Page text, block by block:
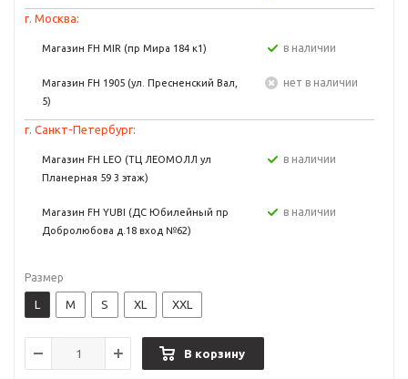
г. Москва:
Магазин FH MIR (пр Мира 184 к1) в наличии
Магазин FH 1905 (ул. Пресненский Вал,
5)
Нет в наличии
г. Санкт-Петербург:
Магазин FH LEO (ТЦ ЛЕОМОЛЛ ул
Планерная 59 3 этаж)
в наличии
Магазин FH YUBI (ДС Юбилейный пр
Добролюбова д.18 вход №62)
в наличии
Размер
L M S XL XXL
В корзину